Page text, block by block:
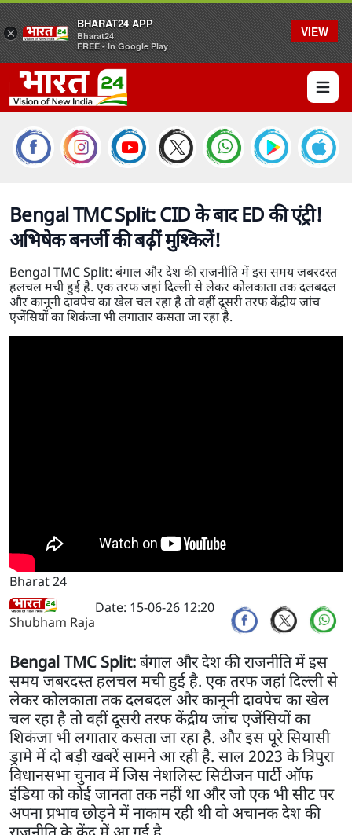
Open
Bengal TMC Split: CID के बाद ED की एंट्री!
अभिषेक बनर्जी की बढ़ीं मुश्किलें!
Bengal TMC Split: बंगाल और देश की राजनीति में इस समय जबरदस्त
हलचल मची हुई है. एक तरफ जहां दिल्ली से लेकर कोलकाता तक दलबदल
और कानूनी दावपेच का खेल चल रहा है तो वहीं दूसरी तरफ केंद्रीय जांच
एजेंसियों का शिकंजा भी लगातार कसता जा रहा है.
Bharat 24
Shubham Raja
Date: 15-06-26 12:20
Bengal TMC Split:बंगाल और देश की राजनीति में इस
समय जबरदस्त हलचल मची हुई है. एक तरफ जहां दिल्ली से
लेकर कोलकाता तक दलबदल और कानूनी दावपेच का खेल
चल रहा है तो वहीं दूसरी तरफ केंद्रीय जांच एजेंसियों का
शिकंजा भी लगातार कसता जा रहा है. और इस पूरे सियासी
ड्रामे में दो बड़ी खबरें सामने आ रही है. साल 2023 के त्रिपुरा
विधानसभा चुनाव में जिस नेशलिस्ट सिटीजन पार्टी ऑफ
इंडिया को कोई जानता तक नहीं था और जो एक भी सीट पर
अपना प्रभाव छोड़ने में नाकाम रही थी वो अचानक देश की
×
BHARAT24 APP
Bharat24
FREE - In Google Play
VIEW